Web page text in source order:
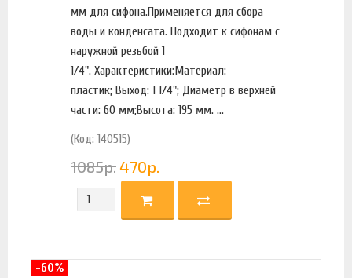
мм для сифона.Применяется для сбора
воды и конденсата. Подходит к сифонам с
наружной резьбой 1
1/4". Характеристики:Материал:
пластик; Выход: 1 1/4"; Диаметр в верхней
части: 60 мм;Высота: 195 мм. ...
(Код: 140515)
1085р.470р.
-60%